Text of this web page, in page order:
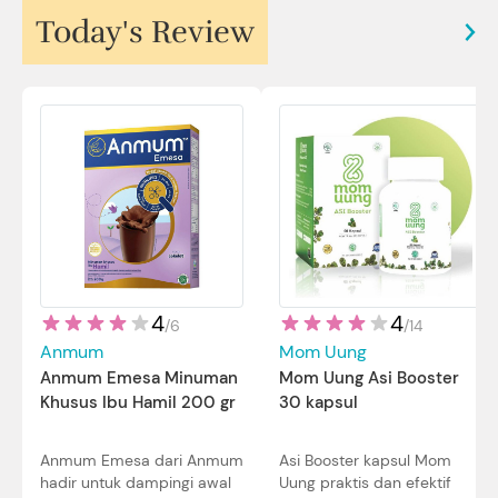
Today's Review
4/6
Anmum
Anmum Emesa Minuman
Khusus Ibu Hamil 200 gr
Anmum Emesa dari Anmum
hadir untuk dampingi awal
4/14
Mom Uung
Mom Uung Asi Booster
30 kapsul
Asi Booster kapsul Mom
Uung praktis dan efektif